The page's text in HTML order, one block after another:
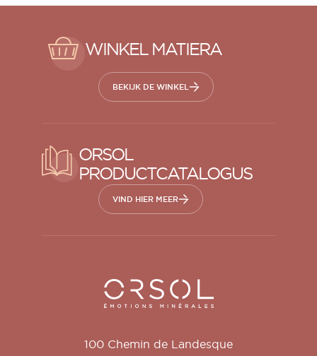
WINKEL MATIERA
BEKIJK DE WINKEL
ORSOL
PRODUCTCATALOGUS
VIND HIER MEER
Orsol S.A.
100 Chemin de Landesque